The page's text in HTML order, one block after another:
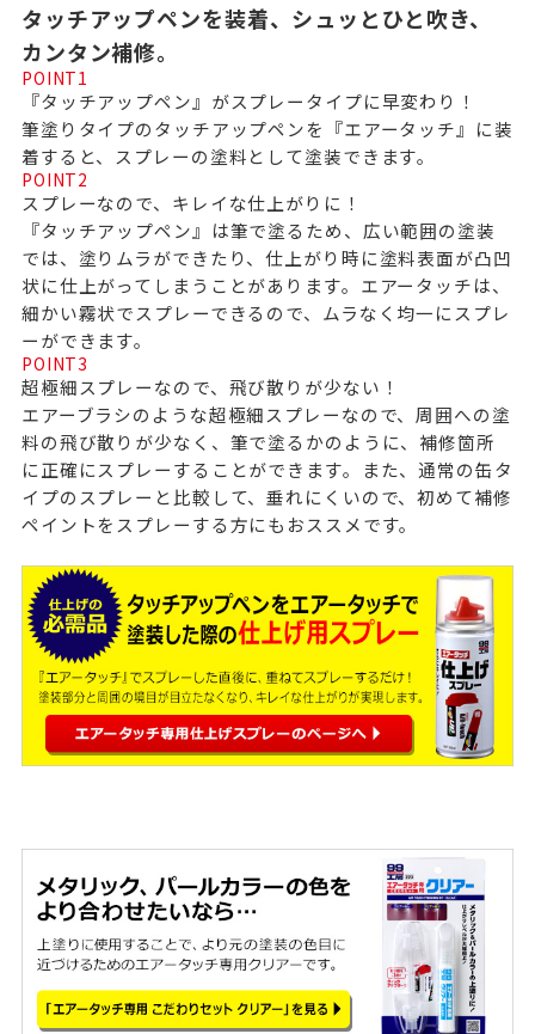
タッチアップペンを装着、シュッとひと吹き、
カンタン補修。
POINT1
『タッチアップペン』がスプレータイプに早変わり！
筆塗りタイプのタッチアップペンを『エアータッチ』に装
着すると、スプレーの塗料として塗装できます。
POINT2
スプレーなので、キレイな仕上がりに！
『タッチアップペン』は筆で塗るため、広い範囲の塗装
では、塗りムラができたり、仕上がり時に塗料表面が凸凹
状に仕上がってしまうことがあります。エアータッチは、
細かい霧状でスプレーできるので、ムラなく均一にスプレ
ーができます。
POINT3
超極細スプレーなので、飛び散りが少ない！
エアーブラシのような超極細スプレーなので、周囲への塗
料の飛び散りが少なく、筆で塗るかのように、補修箇所
に正確にスプレーすることができます。また、通常の缶タ
イプのスプレーと比較して、垂れにくいので、初めて補修
ペイントをスプレーする方にもおススメです。